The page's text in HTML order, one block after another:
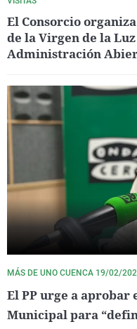
El Consorcio
de la Virgen de la
Administración
MÁS DE UNO CUENCA 19/02/
El PP urge a aprobar
Municipal para